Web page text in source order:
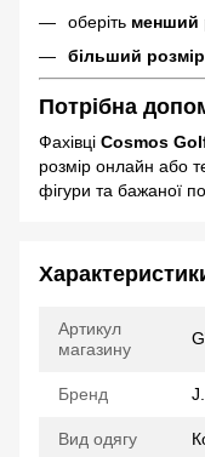
оберіть менший
більший розмір
Потрібна
Фахівці Cosmos
розмір онлайн або
фігури та бажаної
Артикул
магазину
Бренд
Вид одягу